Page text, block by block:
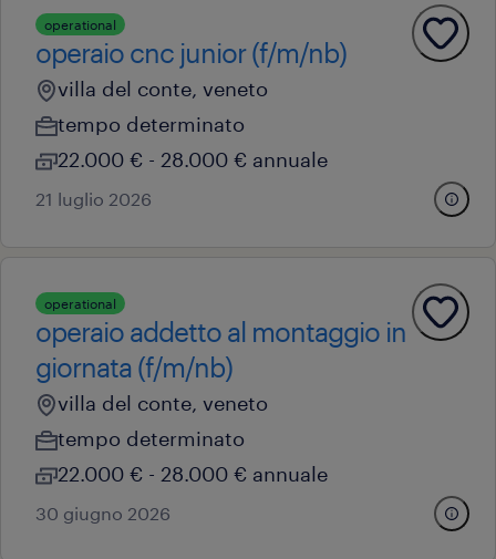
operational
operaio cnc junior (f/m/nb)
villa del conte, veneto
tempo determinato
22.000 € - 28.000 € annuale
21 luglio 2026
operational
operaio addetto al montaggio in
giornata (f/m/nb)
villa del conte, veneto
tempo determinato
22.000 € - 28.000 € annuale
30 giugno 2026